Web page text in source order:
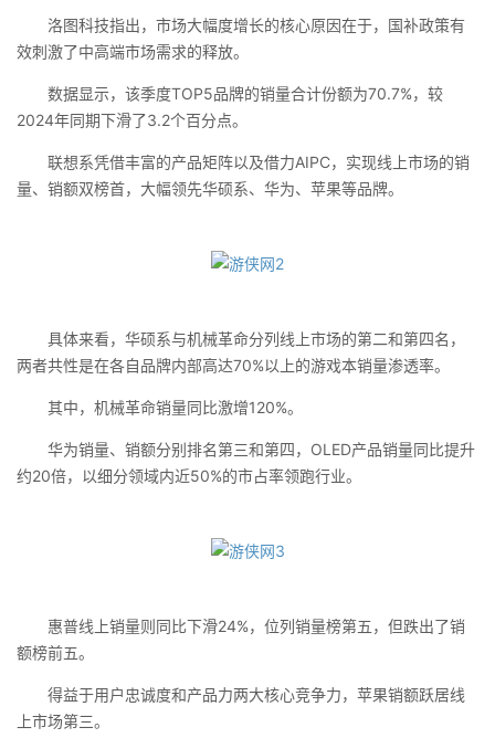
洛图科技指出，市场大幅度增长的核心原因在于，国补政策有
效刺激了中高端市场需求的释放。
数据显示，该季度TOP5品牌的销量合计份额为70.7%，较
2024年同期下滑了3.2个百分点。
联想系凭借丰富的产品矩阵以及借力AIPC，实现线上市场的销
量、销额双榜首，大幅领先华硕系、华为、苹果等品牌。
具体来看，华硕系与机械革命分列线上市场的第二和第四名，
两者共性是在各自品牌内部高达70%以上的游戏本销量渗透率。
其中，机械革命销量同比激增120%。
华为销量、销额分别排名第三和第四，OLED产品销量同比提升
约20倍，以细分领域内近50%的市占率领跑行业。
惠普线上销量则同比下滑24%，位列销量榜第五，但跌出了销
额榜前五。
得益于用户忠诚度和产品力两大核心竞争力，苹果销额跃居线
上市场第三。